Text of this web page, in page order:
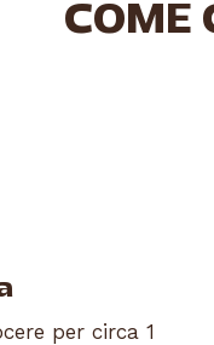
COME
per circa 1